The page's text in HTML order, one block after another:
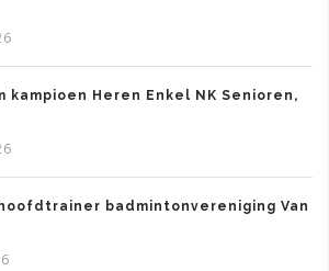
kampioen Heren Enkel NK Senioren,
badmintonvereniging Van